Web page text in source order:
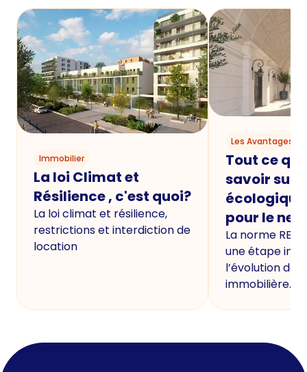
Immobilier
La loi Climat et
Résilience , c'est quoi?
La loi climat et résilience,
restrictions et interdiction de
location
Les Avantages
Tout ce
savoir sur
écologique
pour le
La norme
une étape
l’évolution de
immobilière.